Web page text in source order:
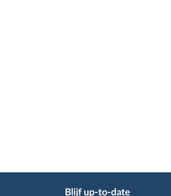
Blijf up-to-date